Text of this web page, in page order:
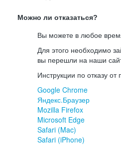
Можно ли отказаться?
Вы можете в любое
Для этого необходимо
вы перешли на наши
Инструкции по отказу
Google Chrome
Яндекс.Браузер
Mozilla Firefox
Microsoft Edge
Safari (Mac)
Safari (iPhone)